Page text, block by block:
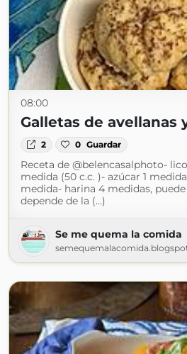
08:00
Galletas de avellanas
2 0 Guardar
Receta de @belencasalphoto-
medida (50 c.c. )- azúcar 1
medida- harina 4 medidas,
depende de la (...)
Se me quema la comida